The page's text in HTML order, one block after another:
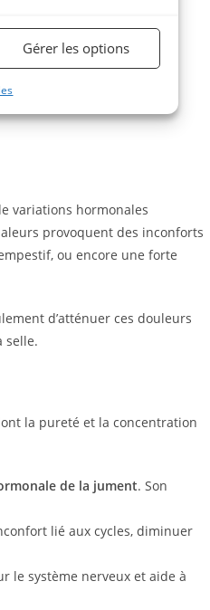
Gérer les options
variations hormonales
provoquent des inconforts
ou encore une forte
d’atténuer ces douleurs
selle.
la pureté et la concentration
de la jument. Son
lié aux cycles, diminuer
le système nerveux et aide à